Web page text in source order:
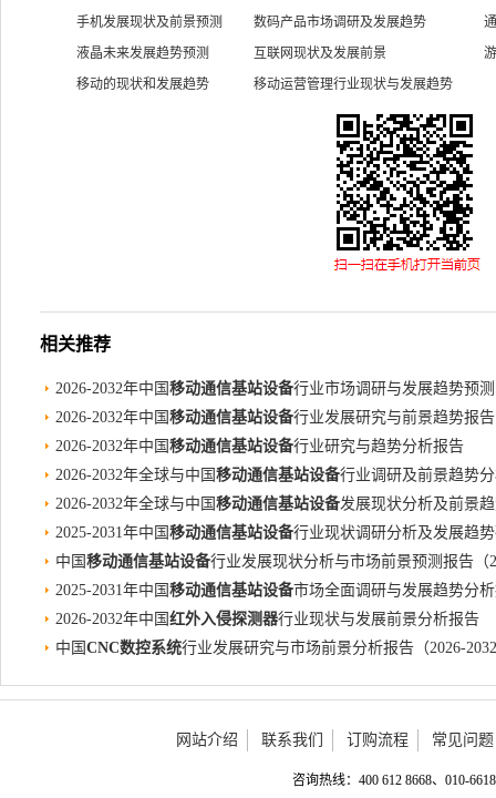
手机发展现状及前景预测
数码产品市场调研及发展趋势
液晶未来发展趋势预测
互联网现状及发展前景
移动的现状和发展趋势
移动运营管理行业现状与发展趋势
相关推荐
2026-2032年中国 移动通信基站设备行业市场调研与发展趋势预测
2026-2032年中国 移动通信基站设备行业发展研究与前景趋势报告
2026-2032年中国 移动通信基站设备行业研究与趋势分析报告
2026-2032年全球与中国 移动通信基站设备行业调研及前景趋势
2026-2032年全球与中国 移动通信基站设备发展现状分析及前景
2025-2031年中国 移动通信基站设备行业现状调研分析及发展趋
中国 移动通信基站设备行业发展现状分析与市场前景预测报告（
2025-2031年中国 移动通信基站设备市场全面调研与发展趋势分
2026-2032年中国 红外入侵探测器行业现状与发展前景分析报告
中国 CNC数控系统行业发展研究与市场前景分析报告（2026-
网站介绍 联系我们 订购流程 常见问题
咨询热线：400 612 8668、010-